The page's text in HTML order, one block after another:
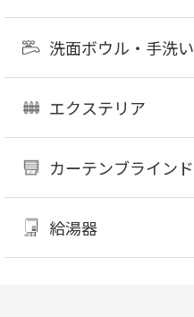
洗面ボウル・手洗い
エクステリア
カーテンブラインド
給湯器